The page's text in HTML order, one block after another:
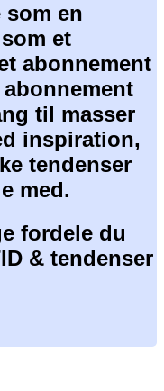
som en
et
abonnement
til masser
inspiration,
tendenser
med.
fordele du
& tendenser